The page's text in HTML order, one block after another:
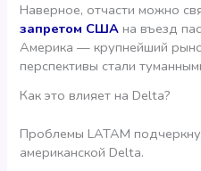
Наверное, отчасти можно
запретом США на въезд
Америка — крупнейший
перспективы стали
Как это влияет на Delta?
Проблемы LATAM
американской Delta.